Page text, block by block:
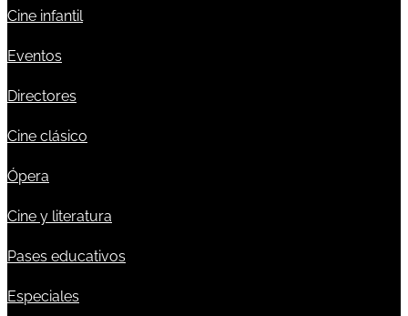
Cine infantil
Eventos
Directores
Cine clásico
Ópera
Cine y literatura
Pases educativos
Especiales